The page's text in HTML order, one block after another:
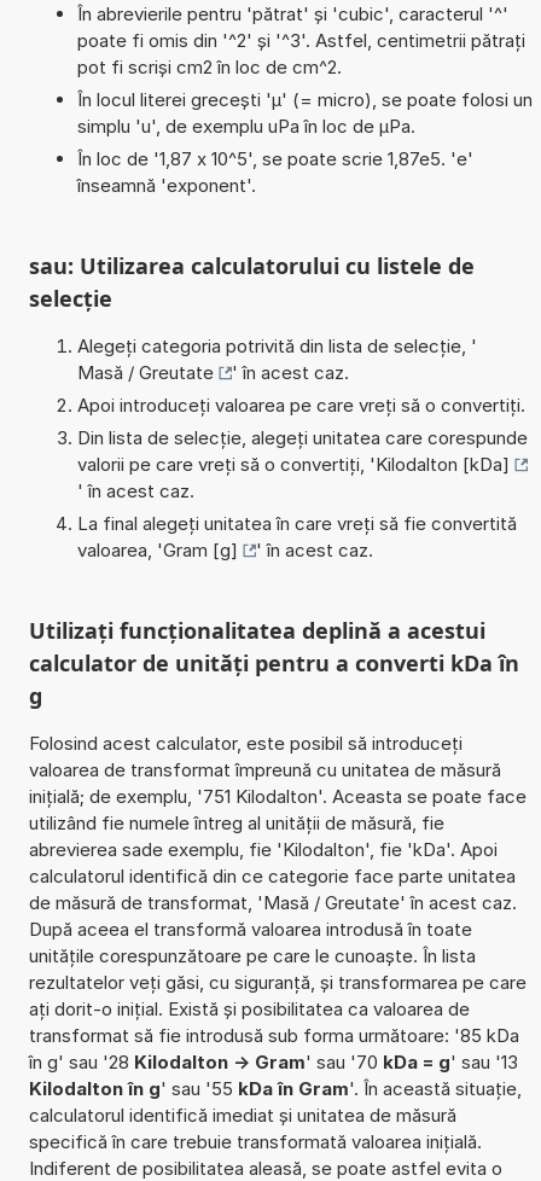
În abrevierile pentru 'pătrat' și 'cubic', caracterul '^'
poate fi omis din '^2' și '^3'. Astfel, centimetrii pătrați
pot fi scriși cm2 în loc de cm^2.
În locul literei grecești 'µ' (= micro), se poate folosi un
simplu 'u', de exemplu uPa în loc de µPa.
În loc de '1,87 x 10^5', se poate scrie 1,87e5. 'e'
înseamnă 'exponent'.
sau: Utilizarea calculatorului cu listele de
selecție
Alegeți categoria potrivită din lista de selecție, '
Masă / Greutate
' în acest caz.
Apoi introduceți valoarea pe care vreți să o convertiți.
Din lista de selecție, alegeți unitatea care corespunde
valorii pe care vreți să o convertiți, 'Kilodalton [kDa]
' în acest caz.
La final alegeți unitatea în care vreți să fie convertită
valoarea, 'Gram [g] ' în acest caz.
Utilizați funcționalitatea deplină a acestui
calculator de unități pentru a converti kDa în
g
Folosind acest calculator, este posibil să introduceți
valoarea de transformat împreună cu unitatea de măsură
inițială; de exemplu, '751 Kilodalton'. Aceasta se poate face
utilizând fie numele întreg al unității de măsură, fie
abrevierea sade exemplu, fie 'Kilodalton', fie 'kDa'. Apoi
calculatorul identifică din ce categorie face parte unitatea
de măsură de transformat, 'Masă / Greutate' în acest caz.
După aceea el transformă valoarea introdusă în toate
unitățile corespunzătoare pe care le cunoaște. În lista
rezultatelor veți găsi, cu siguranță, și transformarea pe care
ați dorit-o inițial. Există și posibilitatea ca valoarea de
transformat să fie introdusă sub forma următoare: '85 kDa
în g' sau '28 Kilodalton -> Gram' sau '70 kDa = g' sau '13
Kilodalton în g' sau '55 kDa în Gram'. În această situație,
calculatorul identifică imediat și unitatea de măsură
specifică în care trebuie transformată valoarea inițială.
Indiferent de posibilitatea aleasă, se poate astfel evita o